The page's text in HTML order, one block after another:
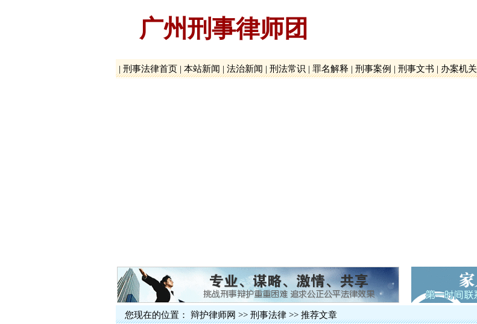
广州刑事律师团
| 刑事法律首页 | 本站新闻 | 法治新闻 | 刑法常识 | 罪名解释 | 刑事案例 | 刑事文书 | 办案机关
您现在的位置： 辩护律师网 >> 刑事法律 >> 推荐文章